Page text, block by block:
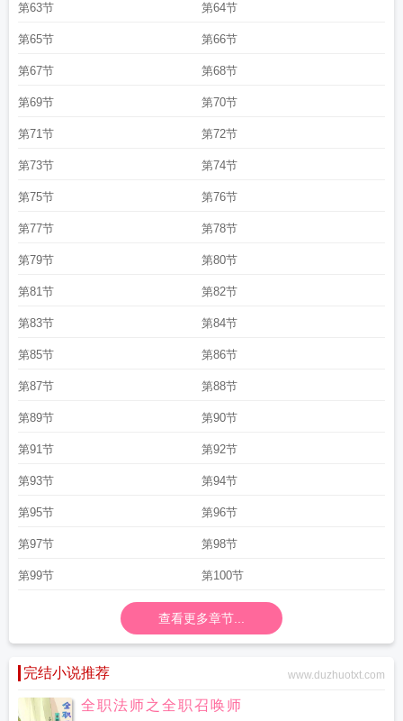
第63节 第64节
第65节 第66节
第67节 第68节
第69节 第70节
第71节 第72节
第73节 第74节
第75节 第76节
第77节 第78节
第79节 第80节
第81节 第82节
第83节 第84节
第85节 第86节
第87节 第88节
第89节 第90节
第91节 第92节
第93节 第94节
第95节 第96节
第97节 第98节
第99节 第100节
查看更多章节...
完结小说推荐 www.duzhuotxt.com
全职法师之全职召唤师